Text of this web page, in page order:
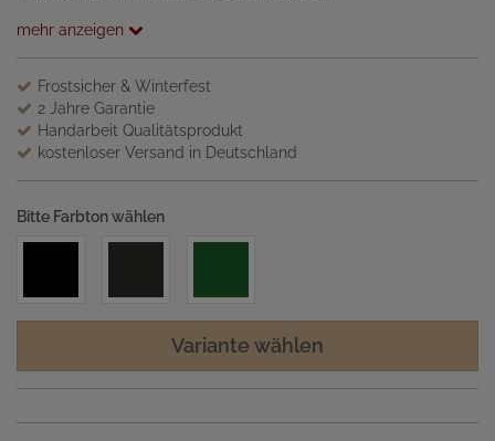
mehr anzeigen
Frostsicher & Winterfest
2 Jahre Garantie
Handarbeit Qualitätsprodukt
kostenloser Versand in Deutschland
Bitte Farbton wählen
Variante wählen